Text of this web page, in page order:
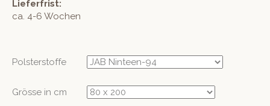
Lieferfrist:
ca. 4-6 Wochen
Polsterstoffe
Grösse in cm